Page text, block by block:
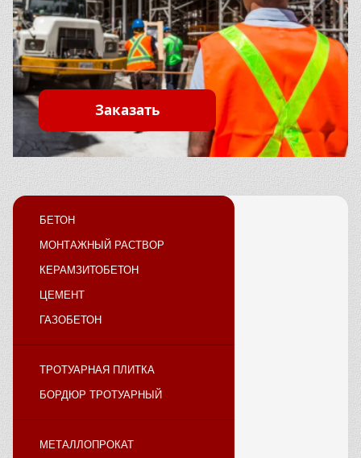
Заказать
БЕТОН
МОНТАЖНЫЙ РАСТВОР
КЕРАМЗИТОБЕТОН
ЦЕМЕНТ
ГАЗОБЕТОН
ТРОТУАРНАЯ ПЛИТКА
БОРДЮР ТРОТУАРНЫЙ
МЕТАЛЛОПРОКАТ